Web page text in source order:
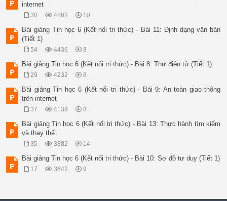
internet
30 4882 10
Bài giảng Tin học 6 (Kết nối tri thức) - Bài 11: Định dạng văn bản
(Tiết 1)
54 4436 8
Bài giảng Tin học 6 (Kết nối tri thức) - Bài 8: Thư điện tử (Tiết 1)
29 4232 8
Bài giảng Tin học 6 (Kết nối tri thức) - Bài 9: An toàn giao thông
trên internet
37 4138 8
Bài giảng Tin học 6 (Kết nối tri thức) - Bài 13: Thực hành tìm kiếm
và thay thế
35 3882 14
Bài giảng Tin học 6 (Kết nối tri thức) - Bài 10: Sơ đồ tư duy (Tiết 1)
17 3642 9